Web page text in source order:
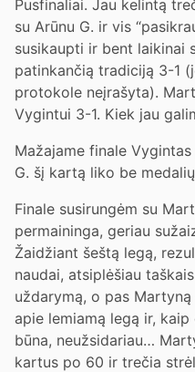
Pusfinaliai. Jau kelintą
su Arūnu G. ir vis
susikaupti ir bent laikinai
patinkančią tradiciją 3-1
protokole neįrašyta).
Vygintui 3-1. Kiek jau
Mažajame finale
G. šį kartą liko be
Finale susirungėm su
permaininga, geriau
Žaidžiant šeštą legą,
naudai, atsiplėšiau
uždarymą, o pas
apie lemiamą legą ir,
būna, neužsidariau…
kartus po 60 ir trečia